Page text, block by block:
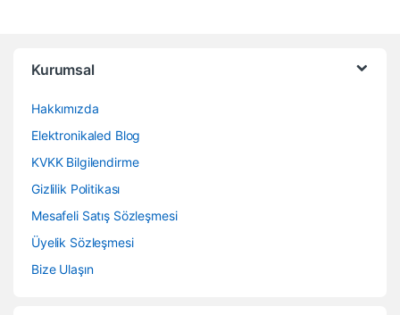
Kurumsal
Hakkımızda
Elektronikaled Blog
KVKK Bilgilendirme
Gizlilik Politikası
Mesafeli Satış Sözleşmesi
Üyelik Sözleşmesi
Bize Ulaşın